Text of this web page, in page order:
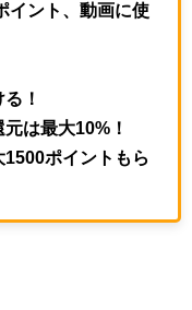
イント、動画に使
！
は最大10%！
1500ポイントもら